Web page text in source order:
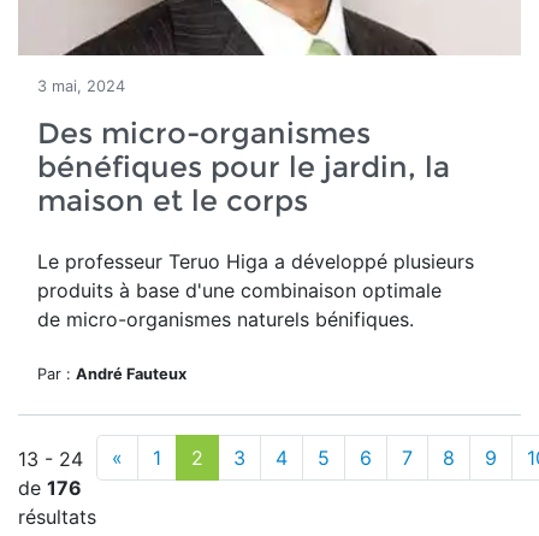
3 mai, 2024
Des micro-organismes
bénéfiques pour le jardin, la
maison et le corps
Le professeur Teruo Higa a développé plusieurs
produits à base d'une combinaison optimale
de micro-organismes naturels bénifiques.
Par : André Fauteux
13 - 24
de 176
résultats
« 1 2 3 4 5 6 7 8 9